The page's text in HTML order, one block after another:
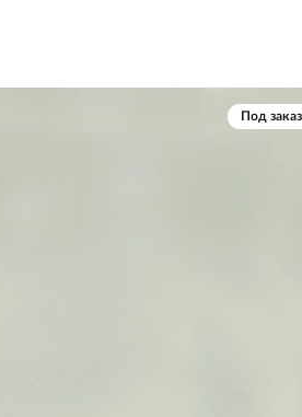
Под заказ